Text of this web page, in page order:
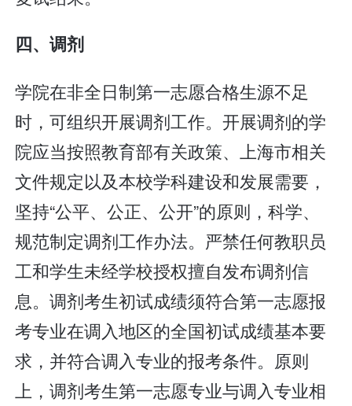
四、调剂
学院在非全日制第一志愿合格生源不足
时，可组织开展调剂工作。开展调剂的学
院应当按照教育部有关政策、上海市相关
文件规定以及本校学科建设和发展需要，
坚持“公平、公正、公开”的原则，科学、
规范制定调剂工作办法。严禁任何教职员
工和学生未经学校授权擅自发布调剂信
息。调剂考生初试成绩须符合第一志愿报
考专业在调入地区的全国初试成绩基本要
求，并符合调入专业的报考条件。原则
上，调剂考生第一志愿专业与调入专业相